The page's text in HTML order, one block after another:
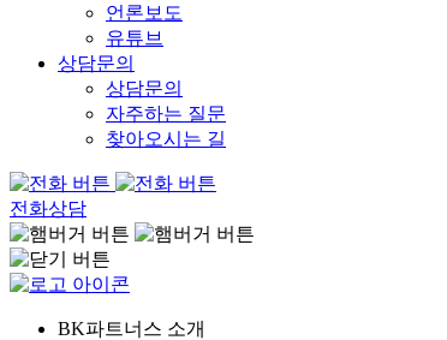
언론보도
유튜브
상담문의
상담문의
자주하는 질문
찾아오시는 길
전화상담
BK파트너스 소개